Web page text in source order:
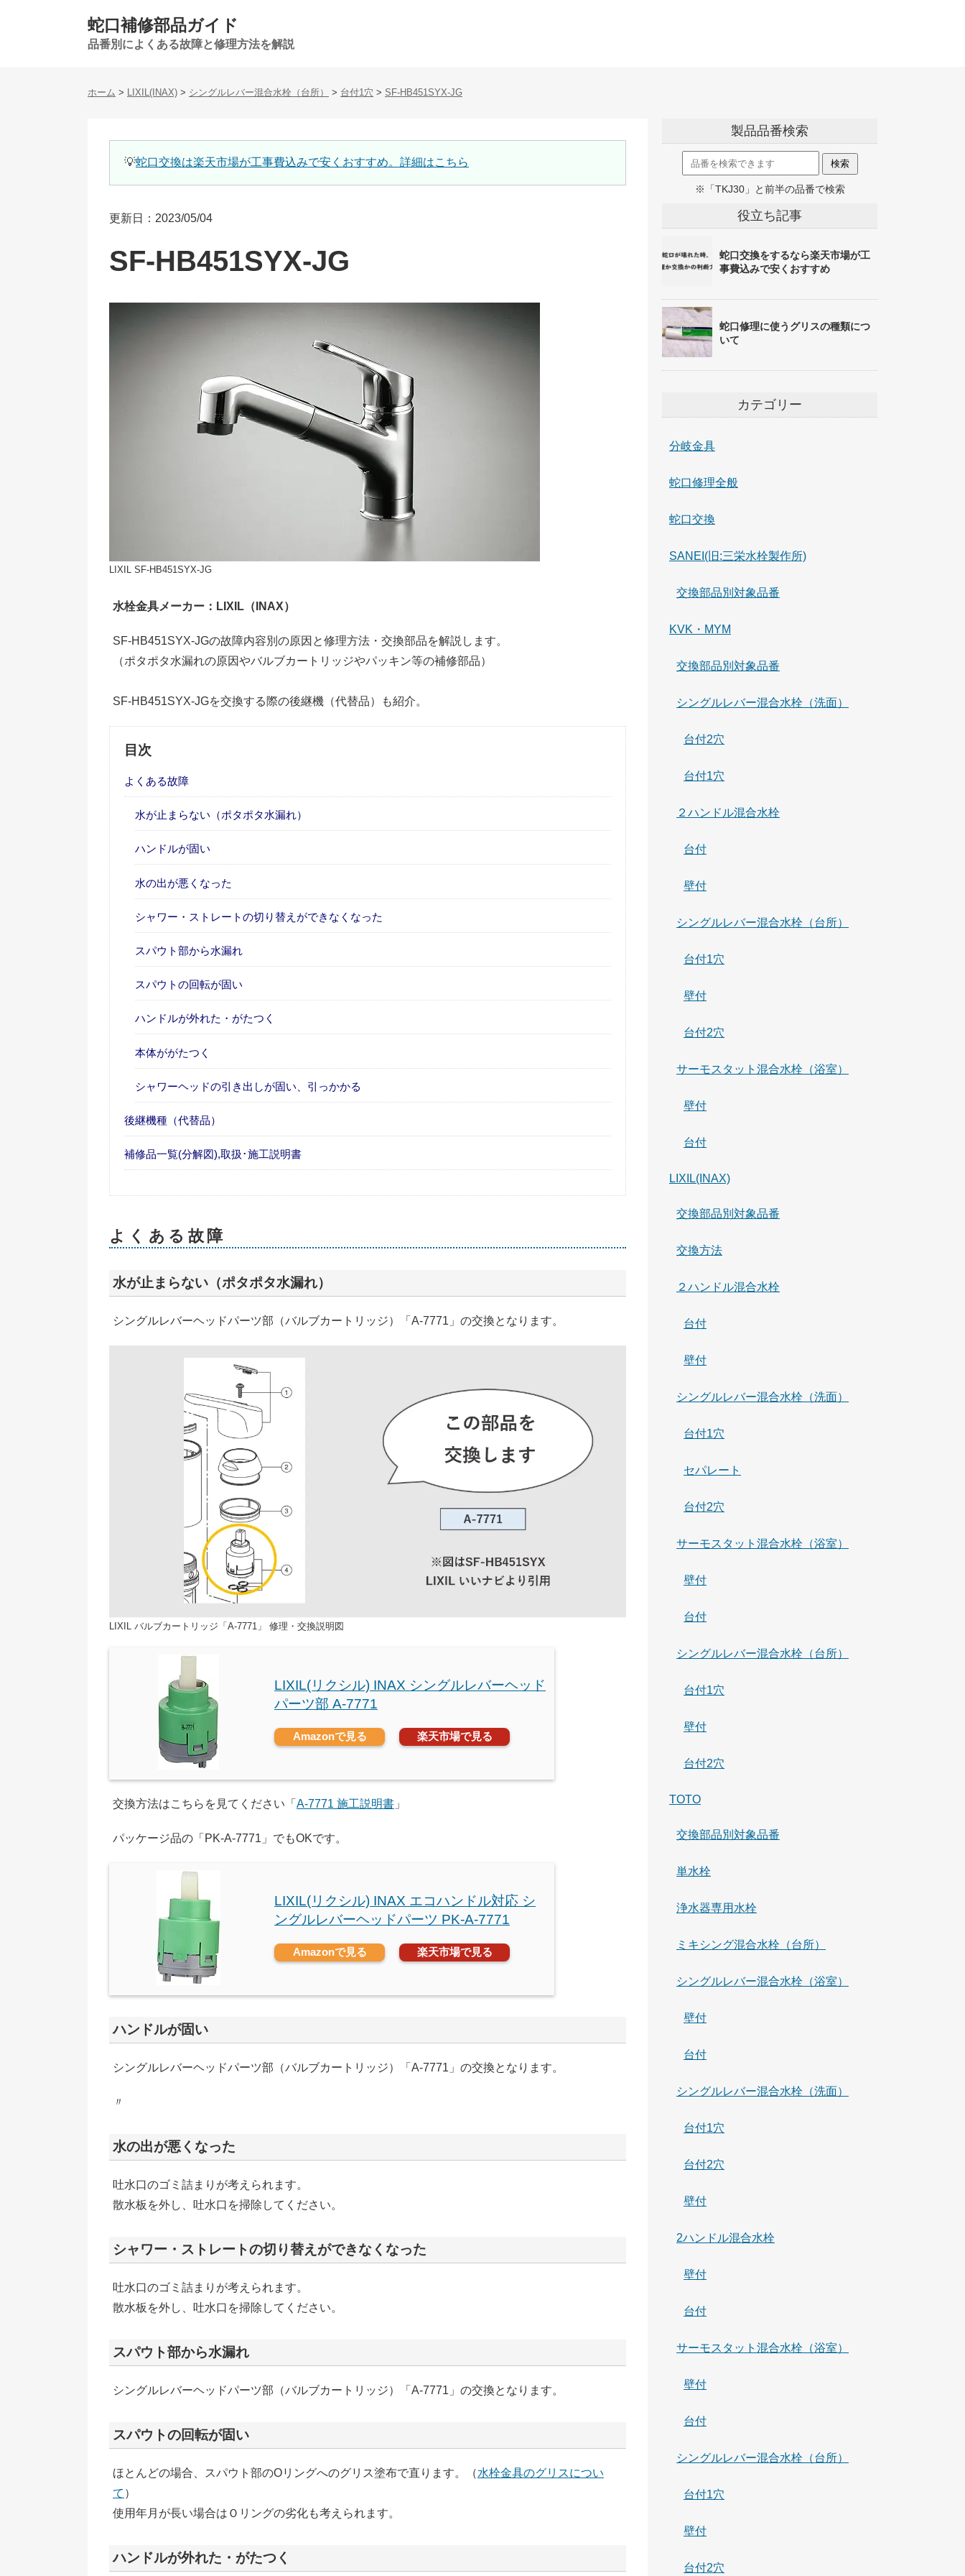
蛇口補修部品ガイド
品番別によくある故障と修理方法を解説
ホーム > LIXIL(INAX) > シングルレバー混合水栓（台所） > 台付1穴 > SF-HB451SYX-JG
💡蛇口交換は楽天市場が工事費込みで安くおすすめ。詳細はこちら
更新日：2023/05/04
SF-HB451SYX-JG
LIXIL SF-HB451SYX-JG
水栓金具メーカー：LIXIL（INAX）
SF-HB451SYX-JGの故障内容別の原因と修理方法・交換部品を解説します。
（ポタポタ水漏れの原因やバルブカートリッジやパッキン等の補修部品）
SF-HB451SYX-JGを交換する際の後継機（代替品）も紹介。
目次
よくある故障
水が止まらない（ポタポタ水漏れ）
ハンドルが固い
水の出が悪くなった
シャワー・ストレートの切り替えができなくなった
スパウト部から水漏れ
スパウトの回転が固い
ハンドルが外れた・がたつく
本体ががたつく
シャワーヘッドの引き出しが固い、引っかかる
後継機種（代替品）
補修品一覧(分解図),取扱･施工説明書
よくある故障
水が止まらない（ポタポタ水漏れ）
シングルレバーヘッドパーツ部（バルブカートリッジ）「A-7771」の交換となります。
LIXIL バルブカートリッジ「A-7771」 修理・交換説明図
LIXIL(リクシル) INAX シングルレバーヘッド
パーツ部 A-7771
Amazonで見る 楽天市場で見る
交換方法はこちらを見てください「 A-7771 施工説明書 」
パッケージ品の「PK-A-7771」でもOKです。
LIXIL(リクシル) INAX エコハンドル対応 シ
ングルレバーヘッドパーツ PK-A-7771
Amazonで見る 楽天市場で見る
ハンドルが固い
シングルレバーヘッドパーツ部（バルブカートリッジ）「A-7771」の交換となります。
〃
水の出が悪くなった
吐水口のゴミ詰まりが考えられます。
散水板を外し、吐水口を掃除してください。
シャワー・ストレートの切り替えができなくなった
吐水口のゴミ詰まりが考えられます。
散水板を外し、吐水口を掃除してください。
スパウト部から水漏れ
シングルレバーヘッドパーツ部（バルブカートリッジ）「A-7771」の交換となります。
スパウトの回転が固い
ほとんどの場合、スパウト部のOリングへのグリス塗布で直ります。（水栓金具のグリスについ
て ）
使用年月が長い場合はＯリングの劣化も考えられます。
ハンドルが外れた・がたつく
製品品番検索
※「TKJ30」と前半の品番で検索
役立ち記事
蛇口交換をするなら楽天市場が工
事費込みで安くおすすめ
蛇口修理に使うグリスの種類につ
いて
カテゴリー
分岐金具
蛇口修理全般
蛇口交換
SANEI(旧:三栄水栓製作所)
交換部品別対象品番
KVK・MYM
交換部品別対象品番
シングルレバー混合水栓（洗面）
台付2穴
台付1穴
２ハンドル混合水栓
台付
壁付
シングルレバー混合水栓（台所）
台付1穴
壁付
台付2穴
サーモスタット混合水栓（浴室）
壁付
台付
LIXIL(INAX)
交換部品別対象品番
交換方法
２ハンドル混合水栓
台付
壁付
シングルレバー混合水栓（洗面）
台付1穴
セパレート
台付2穴
サーモスタット混合水栓（浴室）
壁付
台付
シングルレバー混合水栓（台所）
台付1穴
壁付
台付2穴
TOTO
交換部品別対象品番
単水栓
浄水器専用水栓
ミキシング混合水栓（台所）
シングルレバー混合水栓（浴室）
壁付
台付
シングルレバー混合水栓（洗面）
台付1穴
台付2穴
壁付
2ハンドル混合水栓
壁付
台付
サーモスタット混合水栓（浴室）
壁付
台付
シングルレバー混合水栓（台所）
台付1穴
壁付
台付2穴